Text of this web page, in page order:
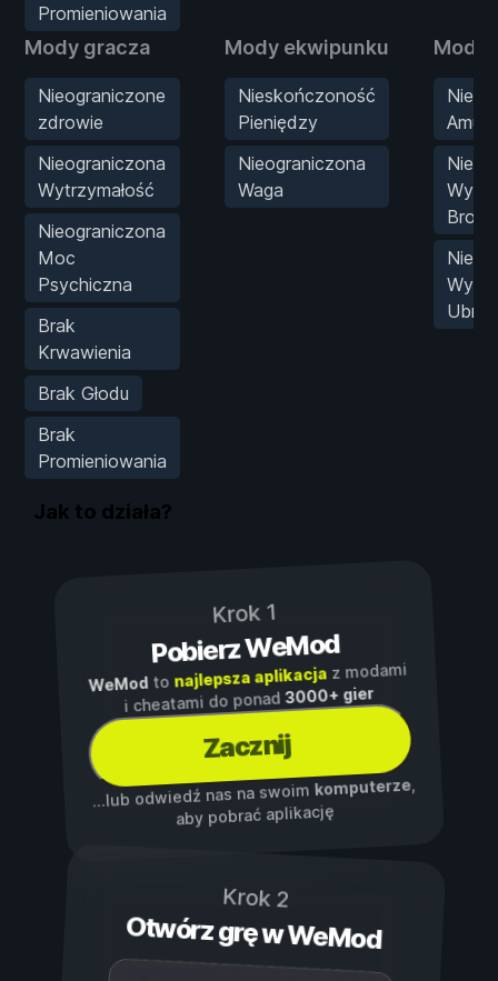
Promieniowania
Mody gracza
Nieograniczone
zdrowie
Nieograniczona
Wytrzymałość
Nieograniczona
Moc
Psychiczna
Brak
Krwawienia
Brak Głodu
Brak
Promieniowania
Mody ekwipunku
Nieskończoność
Pieniędzy
Nieograniczona
Waga
Mody
Broni
Ubrań
Jak to działa?
Krok 1
Pobierz WeMod
WeModto najlepsza aplikacjaz modami
i cheatami do ponad3000+ gier
Zacznij
...lub odwiedź nas na swoim komputerze,
aby pobrać aplikację
Krok 2
Otwórz grę w WeMod